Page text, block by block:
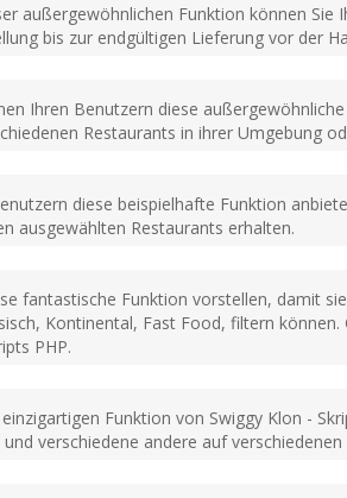
außergewöhnlichen Funktion können
bis zur endgültigen Lieferung vor der
Ihren Benutzern diese
Restaurants in ihrer Umgebung
diese beispielhafte Funktion
ausgewählten Restaurants erhalten.
fantastische Funktion vorstellen, damit
Kontinental, Fast Food, filtern
PHP.
Funktion von Swiggy Klon -
verschiedene andere auf